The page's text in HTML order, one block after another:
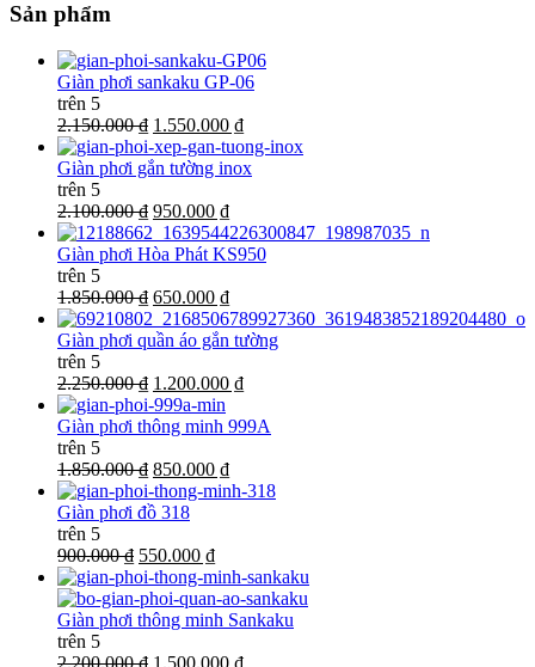
Sản phẩm
Giàn phơi sankaku GP-06
trên 5
2.150.000 ₫ 1.550.000 ₫
Giàn phơi gắn tường inox
trên 5
2.100.000 ₫ 950.000 ₫
Giàn phơi Hòa Phát KS950
trên 5
1.850.000 ₫ 650.000 ₫
Giàn phơi quần áo gắn tường
trên 5
2.250.000 ₫ 1.200.000 ₫
Giàn phơi thông minh 999A
trên 5
1.850.000 ₫ 850.000 ₫
Giàn phơi đồ 318
trên 5
900.000 ₫ 550.000 ₫
Giàn phơi thông minh Sankaku
trên 5
2.200.000 ₫ 1.500.000 ₫